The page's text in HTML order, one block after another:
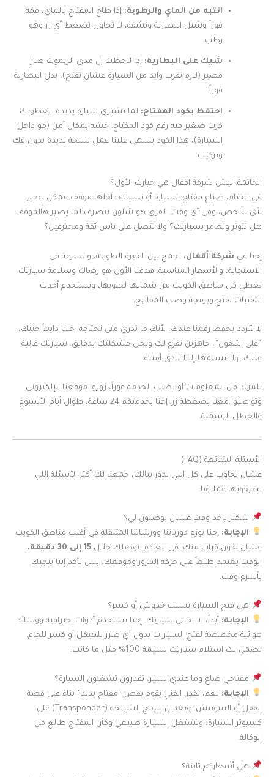
انتبه من الماي والرطوبة: إذا طاح المفتاح بالماي، فكه
فوراً وشيل البطارية ونشفه، لا تحاول تضغط أي زر وهو
رطب.
شيك على البطارية: إذا لاحظت إن مدى الريموت صار
قصير (لازم تقرب وايد من السيارة عشان تفتح)، بدل البطارية
فوراً.
احتفظ بكود المفتاح: لما تشتري سيارة يديدة، يعطونك
كرت صغير فيه رقم كود المفتاح. خشه بمكان آمن (مو داخل
السيارة)، هذا الكود يسهل علينا عمل نسخة يديدة بدون فك
وتركيب.
الخاتمة: ليش شركة اقفال هي خيارك الأول؟
في الختام، ضياع مفتاح السيارة أو نسيانه داخلها موقف ممكن يصير
لأي شخص، وفي أي وقت. الفرق هو شلون تتصرف لما يصير هالموقف.
هل تتوتر وتغامر بسيارتك؟ ولا تتصل على ناس ثقة ومحترفين؟
إحنا في شركة أقفال، نجمع بين الخبرة الطويلة، والسرعة في
الاستجابة، والأسعار المناسبة. هدفنا الأول هو رضاك وسلامة سيارتك.
نغطي كل مناطق الكويت من شمالها لجنوبها، ونستخدم أحدث
التقنيات لفتح وبرمجة وصب المفاتيح.
لا تتردد بحفظ رقمنا عندك، لأنك ما تدري متى تحتاجه. خلنا دايماً جنبك،
“على التلفون”، جاهزين نفزع لك ونحل مشكلتك بدقايق. سيارتك غالية
عليك، ولا تسلمها إلا لأيادي أمينة.
للمزيد من المعلومات أو لطلب الخدمة فوراً، زوروا موقعنا الإلكتروني
وتواصلوا معنا بضغطة زر. إحنا بخدمتكم 24 ساعة، طوال أيام الأسبوع
والعطل الرسمية.
الأسئلة الشائعة (FAQ)
عشان نجاوب على كل اللي يدور ببالك، جمعنا لك أكثر الأسئلة اللي
يطرحونها عملاؤنا:
شكثر ياخذ وقت عشان توصلون لي؟
الإجابة: إحنا نوزع دورياتنا وورشاتنا المتنقلة في أغلب مناطق الكويت
عشان نكون قراب منك. في العادة، نوصلك خلال 15 إلى 30 دقيقة
،
الوقت يعتمد طبعاً على حركة المرور وموقعك، بس تأكد إننا بنجيك
بأسرع وقت.
هل فتح السيارة يسبب خدوش أو كسر؟
الإجابة: أبداً، لا تحاتي سيارتك. إحنا نستخدم أدوات احترافية ووسائد
هوائية مخصصة لفتح السيارات بدون أي ضرر للهيكل أو كسر للجام.
نضمن لك استلام سيارتك سليمة 100% مثل ما كانت.
مفتاحي ضاع وما عندي سبير، تقدرون تشغلون السيارة؟
الإجابة: نعم، نقدر. الفني يقوم بقص “مفتاح يديد” بناءً على قصة
القفل أو السويتش، وبعدين يبرمج الشريحة (Transponder) على
كمبيوتر السيارة، وتشتغل السيارة طبيعي وكأن المفتاح طالع من
الوكالة.
هل أسعاركم ثابتة؟